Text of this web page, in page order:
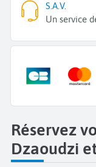
S.A.V.
Un service
Réservez
Dzaoudzi